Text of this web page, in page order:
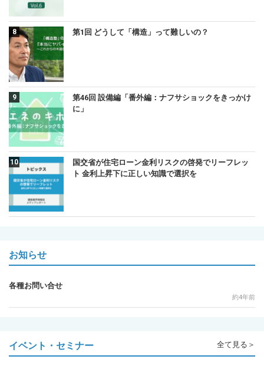
第1回 どうして「構造」って難しいの？
第46回 設備編「番外編：ナフサショックをきっかけ
に」
国交省が住宅ローン金利リスクの啓発でリーフレッ
ト 金利上昇下に正しい知識で選択を
お知らせ
各種お問い合せ
約4年前
イベント・セミナー 全て見る＞